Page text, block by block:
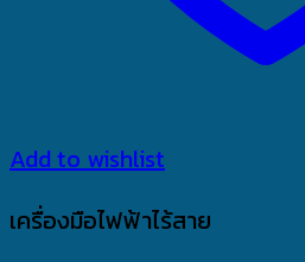
Add to wishlist
เครื่องมือไฟฟ้าไร้สาย